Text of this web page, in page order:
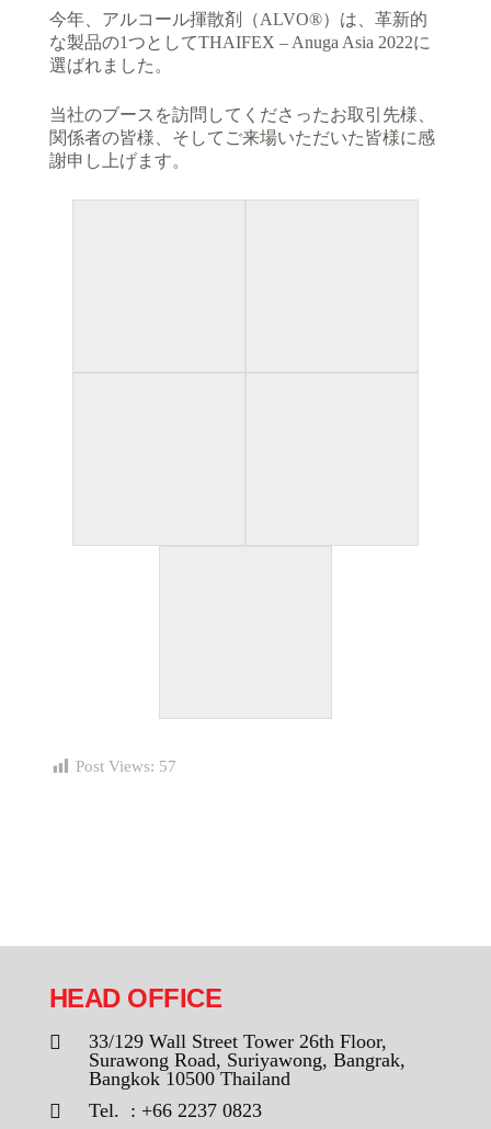
今年、アルコール揮散剤（ALVO®）は、革新的
な製品の1つとしてTHAIFEX – Anuga Asia 2022に
選ばれました。
当社のブースを訪問してくださったお取引先様、
関係者の皆様、そしてご来場いただいた皆様に感
謝申し上げます。
Post Views: 57
HEAD OFFICE
33/129 Wall Street Tower 26th Floor,
Surawong Road, Suriyawong, Bangrak,
Bangkok 10500 Thailand
Tel. : +66 2237 0823